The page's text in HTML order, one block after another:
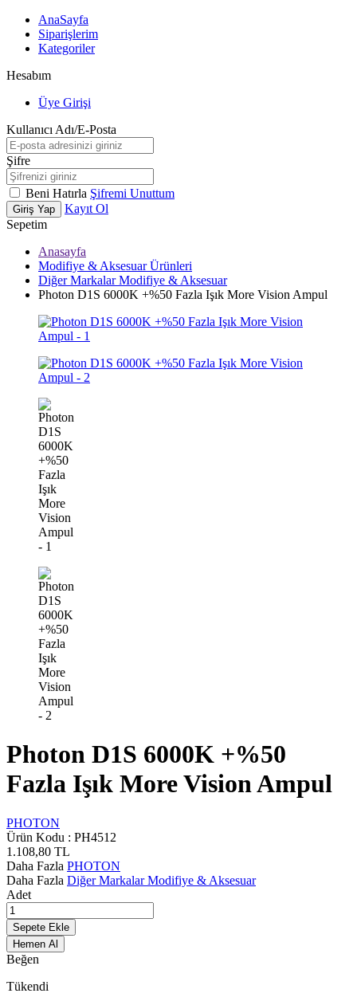
AnaSayfa
Siparişlerim
Kategoriler
Hesabım
Üye Girişi
Kullanıcı Adı/E-Posta
Şifre
Beni Hatırla Şifremi Unuttum
Giriş Yap
Kayıt Ol
Sepetim
Anasayfa
Modifiye & Aksesuar Ürünleri
Diğer Markalar Modifiye & Aksesuar
Photon D1S 6000K +%50 Fazla Işık More Vision Ampul
Photon D1S 6000K +%50
Fazla Işık More Vision Ampul
PHOTON
Ürün Kodu : PH4512
1.108,80 TL
Daha Fazla PHOTON
Daha Fazla Diğer Markalar Modifiye & Aksesuar
Adet
Sepete Ekle
Hemen Al
Beğen
Tükendi